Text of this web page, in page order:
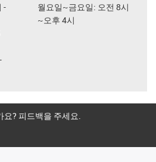
-
월요일~금요일: 오전 8시
~오후 4시
? 피드백을 주세요.